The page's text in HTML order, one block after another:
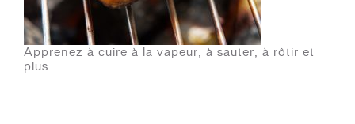
Apprenez à cuire à la vapeur, à sauter, à rôtir et
plus.